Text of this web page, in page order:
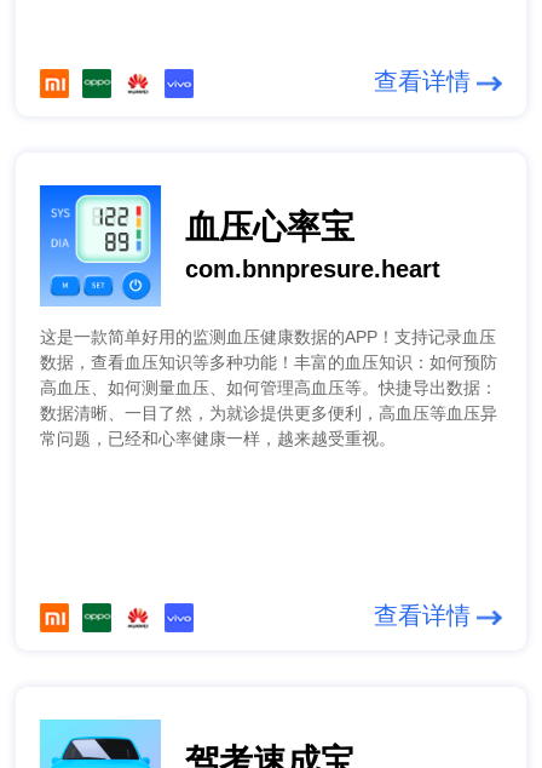
查看详情
血压心率宝
com.bnnpresure.heart
这是一款简单好用的监测血压健康数据的APP！支持记录血压
数据，查看血压知识等多种功能！丰富的血压知识：如何预防
高血压、如何测量血压、如何管理高血压等。快捷导出数据：
数据清晰、一目了然，为就诊提供更多便利，高血压等血压异
常问题，已经和心率健康一样，越来越受重视。
查看详情